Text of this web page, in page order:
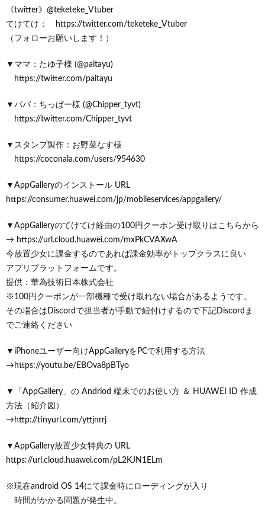
《twitter》@teketeke_Vtuber
てけてけ： https://twitter.com/teketeke_Vtuber
（フォローお願いします！）
▼ママ：たゆ子様 (@paitayu)
https://twitter.com/paitayu
▼パパ：ちっぱー様 (@Chipper_tyvt)
https://twitter.com/Chipper_tyvt
▼スタンプ製作：お野菜なす様
https://coconala.com/users/954630
▼AppGalleryのインストール URL
https://consumer.huawei.com/jp/mobileservices/appgallery/
▼AppGalleryのてけてけ経由の100円クーポン受け取りはこちらから
→ https://url.cloud.huawei.com/mxPkCVAXwA
今放置少女に課金するのであれば課金効率がトップクラスに良い
アプリプラットフォームです。
提供：華為技術日本株式会社
※100円クーポンが一部機種で受け取れない場合があるようです。
その場合はDiscordで担当者が手動で紐付けするので下記Discordま
でご連絡ください
▼iPhoneユーザー向けAppGalleryをPCで利用する方法
→https://youtu.be/EBOva8pBTyo
▼「AppGallery」の Andriod 端末でのお使い方 ＆ HUAWEI ID 作成
方法（紹介図）
→http://tinyurl.com/yttjnrrj
▼AppGallery放置少女特典の URL
https://url.cloud.huawei.com/pL2KJN1ELm
※現在android OS 14にて課金時にローディングが入り
時間がかかる問題が発生中。